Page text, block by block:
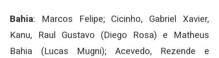
Bahia: Marcos Felipe; Cicinho, Gabriel Xavier,
Kanu, Raul Gustavo (Diego Rosa) e Matheus
Bahia (Lucas Mugni); Acevedo, Rezende e